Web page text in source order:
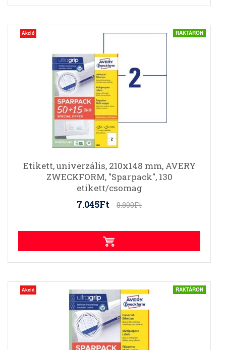
Akció RAKTÁRON
Etikett, univerzális, 210x148 mm, AVERY
ZWECKFORM, "Sparpack", 130
etikett/csomag
7.045Ft 8.800Ft
Akció RAKTÁRON